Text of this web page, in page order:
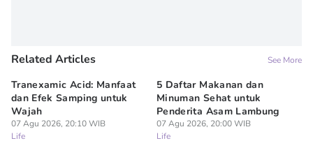
Related Articles See More
Tranexamic Acid: Manfaat
dan Efek Samping untuk
Wajah
07 Agu 2026, 20:10 WIB
Life
5 Daftar Makanan dan
Minuman Sehat untuk
Penderita Asam Lambung
07 Agu 2026, 20:00 WIB
Life